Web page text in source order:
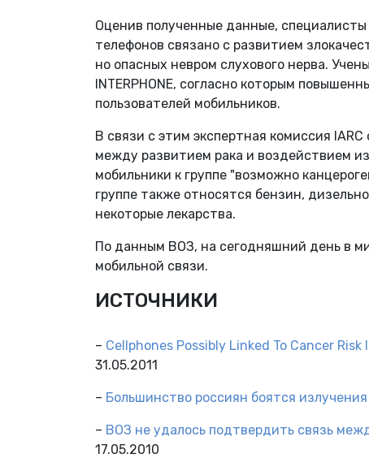
Оценив полученные данные,
телефонов связано с развитием
но опасных невром слухового нерва.
INTERPHONE, согласно которым
пользователей мобильников.
В связи с этим экспертная комиссия
между развитием рака и воздействием
мобильники к группе "возможно
группе также относятся бензин,
некоторые лекарства.
По данным ВОЗ, на сегодняшний день в
мобильной связи.
ИСТОЧНИКИ
– Cellphones Possibly Linked To Cancer
31.05.2011
– Большинство россиян боятся
– ВОЗ не удалось подтвердить связь
17.05.2010